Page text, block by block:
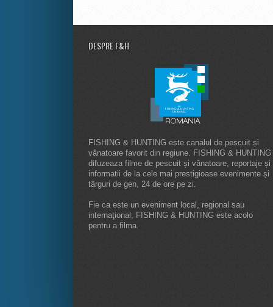
DESPRE F&H
FISHING & HUNTING este canalul de pescuit și
vânatoare favorit din regiune. FISHING & HUNTING
difuzeaza filme de pescuit și vânatoare, reportaje și
informatii de la cele mai prestigioase evenimente și
târguri de gen, 24 de ore pe zi.
Fie ca este un eveniment local, regional sau
internaţional, FISHING & HUNTING este acolo
pentru a filma.